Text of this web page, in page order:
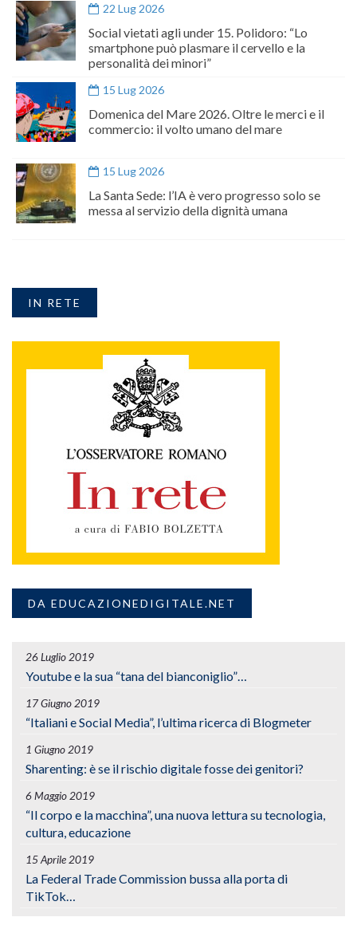
22 Lug 2026
Social vietati agli under 15. Polidoro: “Lo
smartphone può plasmare il cervello e la
personalità dei minori”
15 Lug 2026
Domenica del Mare 2026. Oltre le merci e il
commercio: il volto umano del mare
15 Lug 2026
La Santa Sede: l’IA è vero progresso solo se
messa al servizio della dignità umana
IN RETE
DA EDUCAZIONEDIGITALE.NET
26 Luglio 2019
Youtube e la sua “tana del bianconiglio”…
17 Giugno 2019
“Italiani e Social Media”, l’ultima ricerca di Blogmeter
1 Giugno 2019
Sharenting: è se il rischio digitale fosse dei genitori?
6 Maggio 2019
“Il corpo e la macchina”, una nuova lettura su tecnologia,
cultura, educazione
15 Aprile 2019
La Federal Trade Commission bussa alla porta di
TikTok…